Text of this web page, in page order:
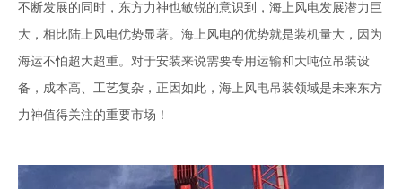
不断发展的同时，东方力神也敏锐的意识到，海上风电发展潜力巨
大，相比陆上风电优势显著。海上风电的优势就是装机量大，因为
海运不怕超大超重。对于安装来说需要专用运输和大吨位吊装设
备，成本高、工艺复杂，正因如此，海上风电吊装领域是未来东方
力神值得关注的重要市场！